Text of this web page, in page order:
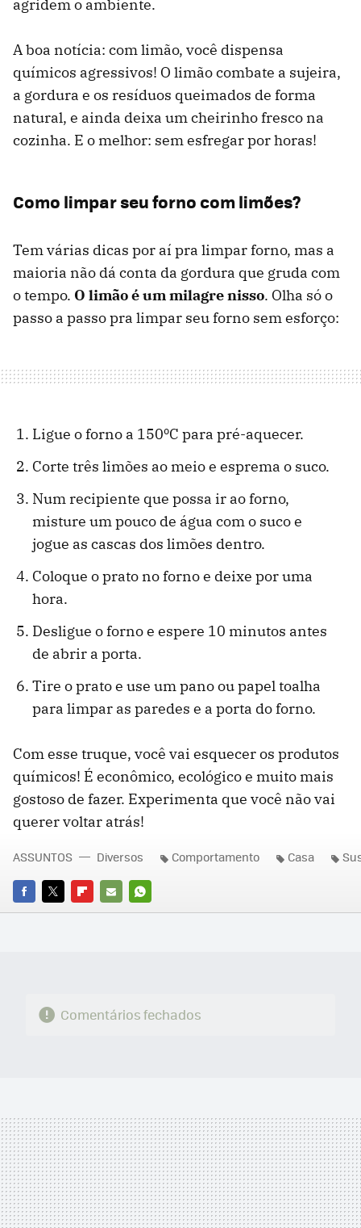
agridem o ambiente.
A boa notícia: com limão, você dispensa
químicos agressivos! O limão combate a sujeira,
a gordura e os resíduos queimados de forma
natural, e ainda deixa um cheirinho fresco na
cozinha. E o melhor: sem esfregar por horas!
Como limpar seu forno com limões?
Tem várias dicas por aí pra limpar forno, mas a
maioria não dá conta da gordura que gruda com
o tempo. O limão é um milagre nisso. Olha só o
passo a passo pra limpar seu forno sem esforço:
Ligue o forno a 150ºC para pré-aquecer.
Corte três limões ao meio e esprema o suco.
Num recipiente que possa ir ao forno,
misture um pouco de água com o suco e
jogue as cascas dos limões dentro.
Coloque o prato no forno e deixe por uma
hora.
Desligue o forno e espere 10 minutos antes
de abrir a porta.
Tire o prato e use um pano ou papel toalha
para limpar as paredes e a porta do forno.
Com esse truque, você vai esquecer os produtos
químicos! É econômico, ecológico e muito mais
gostoso de fazer. Experimenta que você não vai
querer voltar atrás!
FACEBOOK
TWITTERFLIPBOARD
E-
WHATSAPP
ASSUNTOS Diversos Comportamento Casa
Comentários fechados